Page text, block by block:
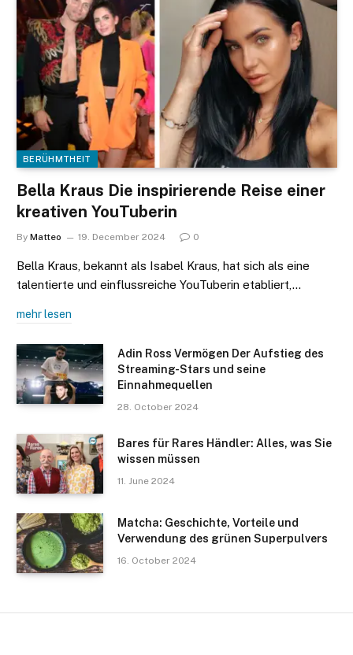
BERÜHMTHEIT
Bella Kraus Die inspirierende Reise einer
kreativen YouTuberin
By Matteo 19. December 2024 0
Bella Kraus, bekannt als Isabel Kraus, hat sich als eine
talentierte und einflussreiche YouTuberin etabliert,…
mehr lesen
Adin Ross Vermögen Der Aufstieg des
Streaming-Stars und seine
Einnahmequellen
28. October 2024
Bares für Rares Händler: Alles, was Sie
wissen müssen
11. June 2024
Matcha: Geschichte, Vorteile und
Verwendung des grünen Superpulvers
16. October 2024